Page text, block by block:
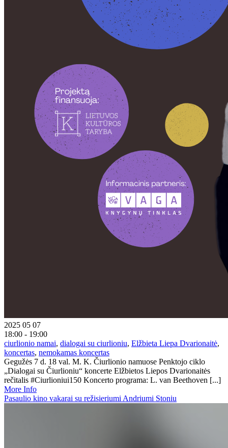
2025 05 07
18:00 - 19:00
ciurlionio namai, dialogai su ciurlioniu, Elžbieta Liepa Dvarionaitė,
koncertas, nemokamas koncertas
Gegužės 7 d. 18 val. M. K. Čiurlionio namuose Penktojo ciklo
„Dialogai su Čiurlioniu“ koncerte Elžbietos Liepos Dvarionaitės
rečitalis #Ciurlioniui150 Koncerto programa: L. van Beethoven [...]
More Info
Pasaulio kino vakarai su režisieriumi Andriumi Stoniu